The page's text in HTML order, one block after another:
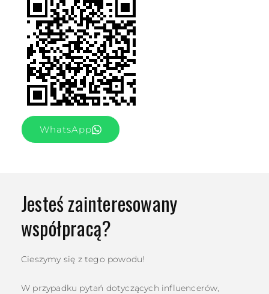
WhatsApp
Jesteś zainteresowany
współpracą?
Cieszymy się z tego powodu!
W przypadku pytań dotyczących influencerów,